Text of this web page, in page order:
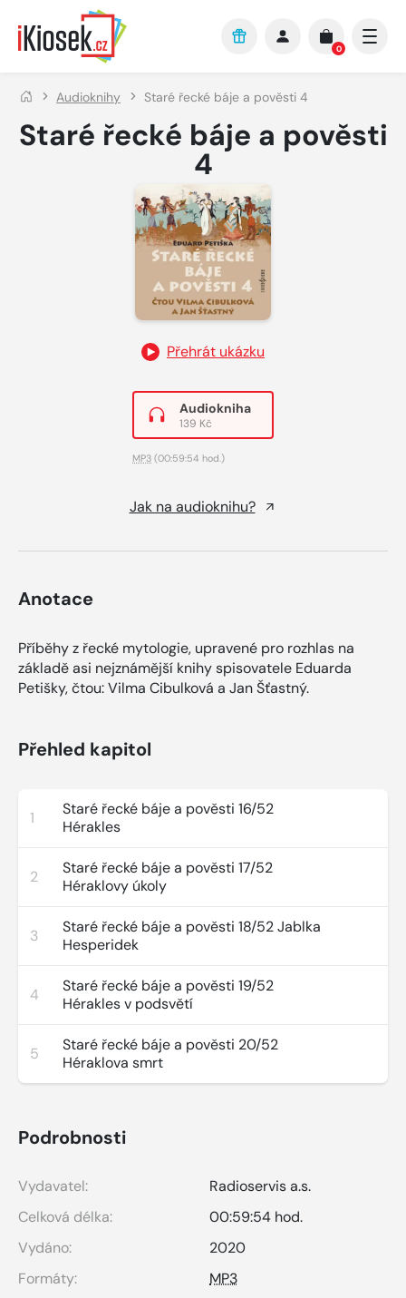
Přejít na hlavní obsah
0
Audioknihy Staré řecké báje a pověsti 4
Staré řecké báje a pověsti
4
Přehrát ukázku
Audiokniha
139 Kč
MP3 (00:59:54 hod.)
Jak na audioknihu?
Anotace
Příběhy z řecké mytologie, upravené pro rozhlas na
základě asi nejznámější knihy spisovatele Eduarda
Petišky, čtou: Vilma Cibulková a Jan Šťastný.
Přehled kapitol
1
Staré řecké báje a pověsti 16/52
Hérakles
2
Staré řecké báje a pověsti 17/52
Héraklovy úkoly
3
Staré řecké báje a pověsti 18/52 Jablka
Hesperidek
4
Staré řecké báje a pověsti 19/52
Hérakles v podsvětí
5
Staré řecké báje a pověsti 20/52
Héraklova smrt
Podrobnosti
Vydavatel:
Radioservis a.s.
Celková délka:
00:59:54 hod.
Vydáno:
2020
Formáty:
MP3